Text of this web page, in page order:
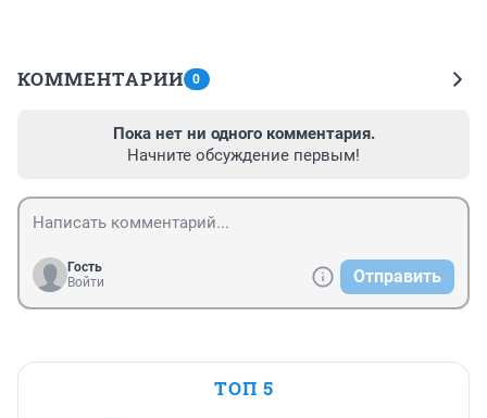
КОММЕНТАРИИ 0
Пока нет ни одного комментария.
Начните обсуждение первым!
Гость
Войти
Отправить
ТОП 5